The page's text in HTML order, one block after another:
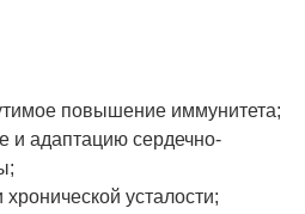
повышение иммунитета;
и адаптацию сердечно-
хронической усталости;